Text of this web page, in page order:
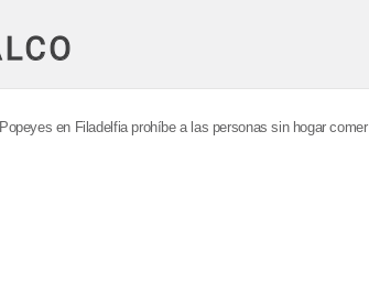
Popeyes en Filadelfia prohíbe a las personas sin hogar comer